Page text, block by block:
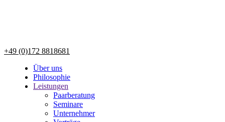
+49 (0)172 8818681
Über uns
Philosophie
Leistungen
Paarberatung
Seminare
Unternehmer